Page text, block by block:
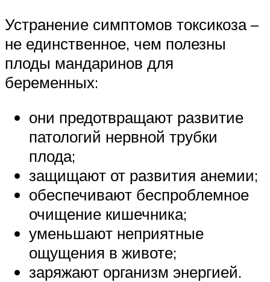
Устранение симптомов токсикоза –
не единственное, чем полезны
плоды мандаринов для
беременных:
они предотвращают развитие
патологий нервной трубки
плода;
защищают от развития анемии;
обеспечивают беспроблемное
очищение кишечника;
уменьшают неприятные
ощущения в животе;
заряжают организм энергией.